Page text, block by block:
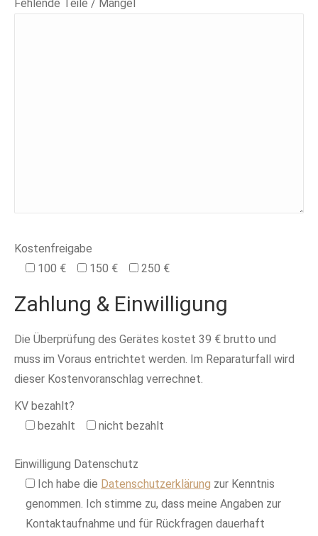
Fehlende Teile / Mängel
Kostenfreigabe
100 €
150 € 250 €
Zahlung & Einwilligung
Die Überprüfung des Gerätes kostet 39 € brutto und
muss im Voraus entrichtet werden. Im Reparaturfall wird
dieser Kostenvoranschlag verrechnet.
KV bezahlt?
bezahlt
nicht bezahlt
Einwilligung Datenschutz
Ich habe die Datenschutzerklärung zur Kenntnis
genommen. Ich stimme zu, dass meine Angaben zur
Kontaktaufnahme und für Rückfragen dauerhaft